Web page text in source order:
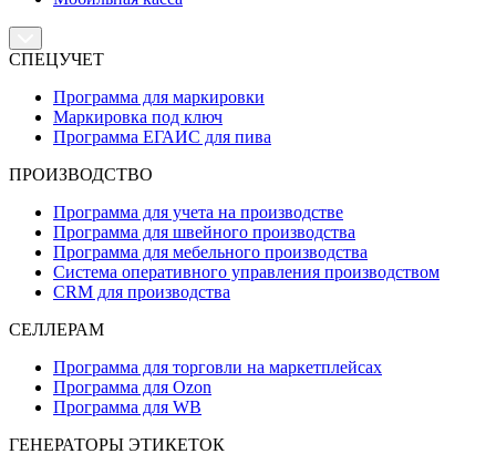
СПЕЦУЧЕТ
Программа для маркировки
Маркировка под ключ
Программа ЕГАИС для пива
ПРОИЗВОДСТВО
Программа для учета на производстве
Программа для швейного производства
Программа для мебельного производства
Система оперативного управления производством
CRM для производства
СЕЛЛЕРАМ
Программа для торговли на маркетплейсах
Программа для Ozon
Программа для WB
ГЕНЕРАТОРЫ ЭТИКЕТОК